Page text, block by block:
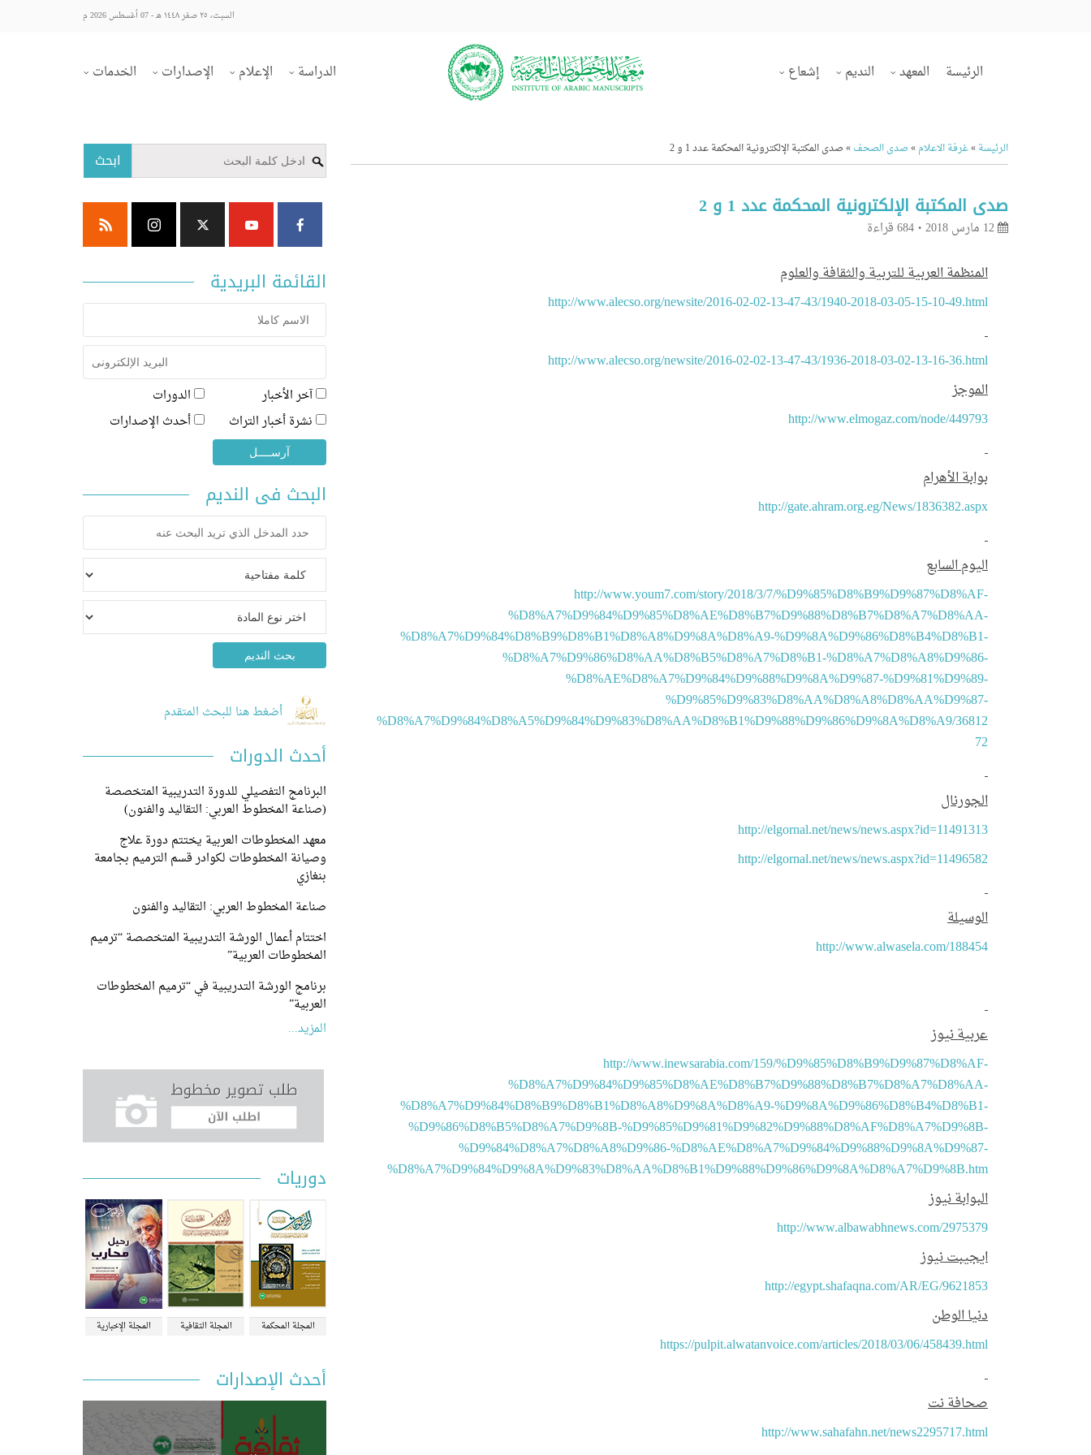
السبت، ٢٥ صفر ١٤٤٨ هـ - 07 أغسطس 2026 م
الدراسة الإعلام الإصدارات الخدمات الرئيسة المعهد النديم إشعاع
ابحث
القائمة البريدية
آخر الأخبار
الدورات
نشرة أخبار التراث
أحدث الإصدارات
البحث فى النديم
أضغط هنا للبحث المتقدم
أحدث الدورات
البرنامج التفصيلي للدورة التدريبية المتخصصة
(صناعة المخطوط العربي: التقاليد والفنون)
معهد المخطوطات العربية يختتم دورة علاج
وصيانة المخطوطات لكوادر قسم الترميم بجامعة
بنغازي
صناعة المخطوط العربي: التقاليد والفنون
اختتام أعمال الورشة التدريبية المتخصصة “ترميم
المخطوطات العربية”
برنامج الورشة التدريبية في “ترميم المخطوطات
العربية”
المزيد...
دوريات
المجلة المحكمة المجلة الثقافية المجلة الإخبارية
أحدث الإصدارات
النشر الرقمي باعتماد المعهد
الرئيسة»غرفة الاعلام»صدى الصحف»صدى المكتبة الإلكترونية المحكمة عدد 1 و 2
صدى المكتبة الإلكترونية المحكمة عدد 1 و 2
684 قراءة
المنظمة العربية للتربية والثقافة والعلوم
http://www.alecso.org/newsite/2016-02-02-13-47-43/1940-2018-03-05-15-10-49.html
http://www.alecso.org/newsite/2016-02-02-13-47-43/1936-2018-03-02-13-16-36.html
الموجز
http://www.elmogaz.com/node/449793
بوابة الأهرام
http://gate.ahram.org.eg/News/1836382.aspx
اليوم السابع
http://www.youm7.com/story/2018/3/7/%D9%85%D8%B9%D9%87%D8%AF-
%D8%A7%D9%84%D9%85%D8%AE%D8%B7%D9%88%D8%B7%D8%A7%D8%AA-
%D8%A7%D9%84%D8%B9%D8%B1%D8%A8%D9%8A%D8%A9-%D9%8A%D9%86%D8%B4%D8%B1-
%D8%A7%D9%86%D8%AA%D8%B5%D8%A7%D8%B1-%D8%A7%D8%A8%D9%86-
%D8%AE%D8%A7%D9%84%D9%88%D9%8A%D9%87-%D9%81%D9%89-
%D9%85%D9%83%D8%AA%D8%A8%D8%AA%D9%87-
%D8%A7%D9%84%D8%A5%D9%84%D9%83%D8%AA%D8%B1%D9%88%D9%86%D9%8A%D8%A9/36812
72
الجورنال
http://elgornal.net/news/news.aspx?id=11491313
http://elgornal.net/news/news.aspx?id=11496582
الوسيلة
http://www.alwasela.com/188454
عربية نيوز
http://www.inewsarabia.com/159/%D9%85%D8%B9%D9%87%D8%AF-
%D8%A7%D9%84%D9%85%D8%AE%D8%B7%D9%88%D8%B7%D8%A7%D8%AA-
%D8%A7%D9%84%D8%B9%D8%B1%D8%A8%D9%8A%D8%A9-%D9%8A%D9%86%D8%B4%D8%B1-
%D9%86%D8%B5%D8%A7%D9%8B-%D9%85%D9%81%D9%82%D9%88%D8%AF%D8%A7%D9%8B-
%D9%84%D8%A7%D8%A8%D9%86-%D8%AE%D8%A7%D9%84%D9%88%D9%8A%D9%87-
%D8%A7%D9%84%D9%8A%D9%83%D8%AA%D8%B1%D9%88%D9%86%D9%8A%D8%A7%D9%8B.htm
البوابة نيوز
http://www.albawabhnews.com/2975379
ايجيبت نيوز
http://egypt.shafaqna.com/AR/EG/9621853
دنيا الوطن
https://pulpit.alwatanvoice.com/articles/2018/03/06/458439.html
صحافة نت
http://www.sahafahn.net/news2295717.html